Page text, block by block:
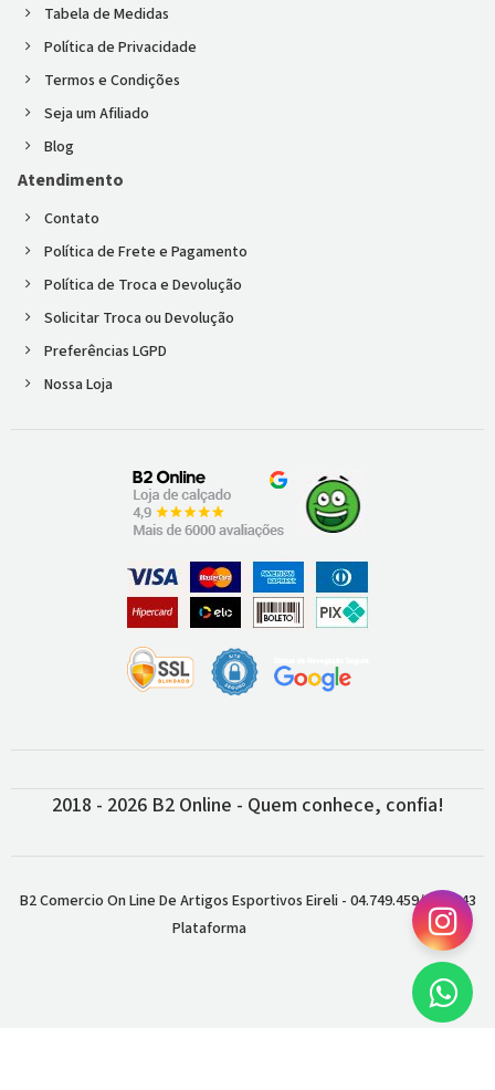
Tabela de Medidas
Política de Privacidade
Termos e Condições
Seja um Afiliado
Blog
Atendimento
Contato
Política de Frete e Pagamento
Política de Troca e Devolução
Solicitar Troca ou Devolução
Preferências LGPD
Nossa Loja
2018 - 2026 B2 Online - Quem conhece, confia!
B2 Comercio On Line De Artigos Esportivos Eireli - 04.749.459/0001-43
Plataforma